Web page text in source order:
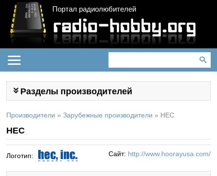
Портал радиолюбителей
Разделы производителей
Производители » Зарубежные производители » HEC
HEC
Логотип: Сайт: http://www.hoorayusa.com/